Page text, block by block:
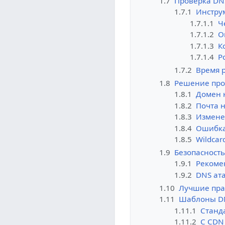
1.7.1
1.7.1.1
1.7.1.2
1.7.1.3
1.7.1.4
1.7.2 Время
1.8 Решение
1.8.1 Домен
1.8.2 Почта
1.8.3
1.8.4 Ошибка
1.8.5
1.9
1.9.1
1.9.2 DNS
1.10 Лучшие
1.11 Шаблоны
1.11.1
1.11.2 С